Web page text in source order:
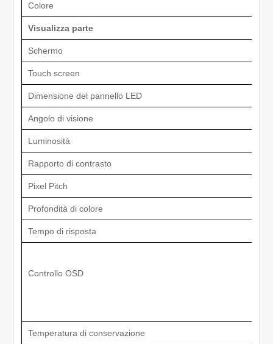
Colore
Visualizza parte
Schermo
Touch screen
Dimensione del pannello LED
Angolo di visione
Luminosità
Rapporto di contrasto
Pixel Pitch
Profondità di colore
Tempo di risposta
Controllo OSD
Temperatura di conservazione